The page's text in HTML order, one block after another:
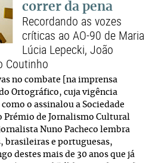
correr da pena
Recordando as vozes
críticas ao AO-90 de Maria
Lúcia Lepecki, João
Coutinho
no combate [na imprensa
Ortográfico, cuja vigência
o assinalou a Sociedade
Prémio de Jornalismo Cultural
Nuno Pacheco lembra
brasileiras e portuguesas,
destes mais de 30 anos que já